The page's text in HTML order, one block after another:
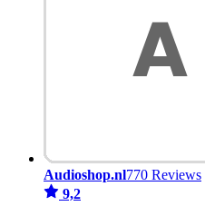
Audioshop.nl770 Reviews
9,2